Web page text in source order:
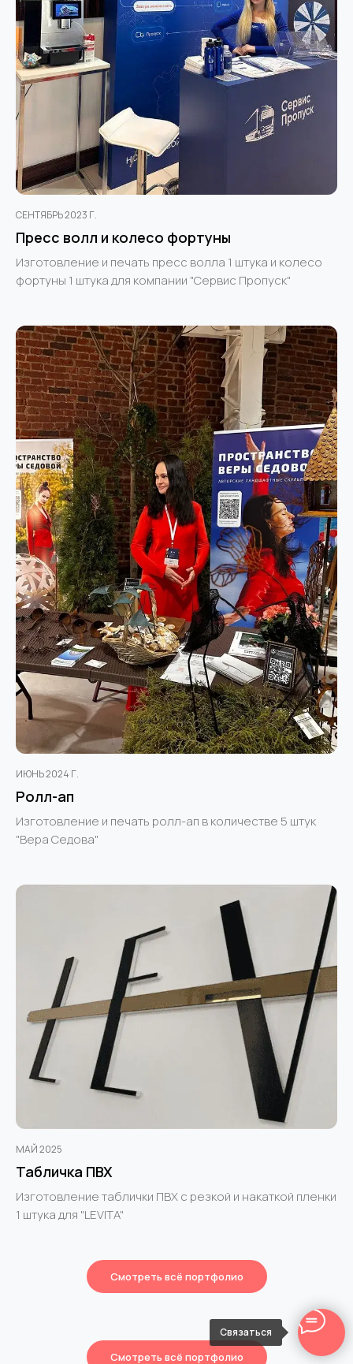
СЕНТЯБРЬ 2023 Г.
Пресс волл и колесо фортуны
Изготовление и печать пресс волла 1 штука и колесо
фортуны 1 штука для компании "Сервис Пропуск"
ИЮНЬ 2024 Г.
Ролл-ап
Изготовление и печать ролл-ап в количестве 5 штук
"Вера Седова"
МАЙ 2025
Табличка ПВХ
Изготовление таблички ПВХ с резкой и накаткой пленки
1 штука для "LEVITA"
Смотреть всё портфолио
Смотреть всё портфолио
Связаться